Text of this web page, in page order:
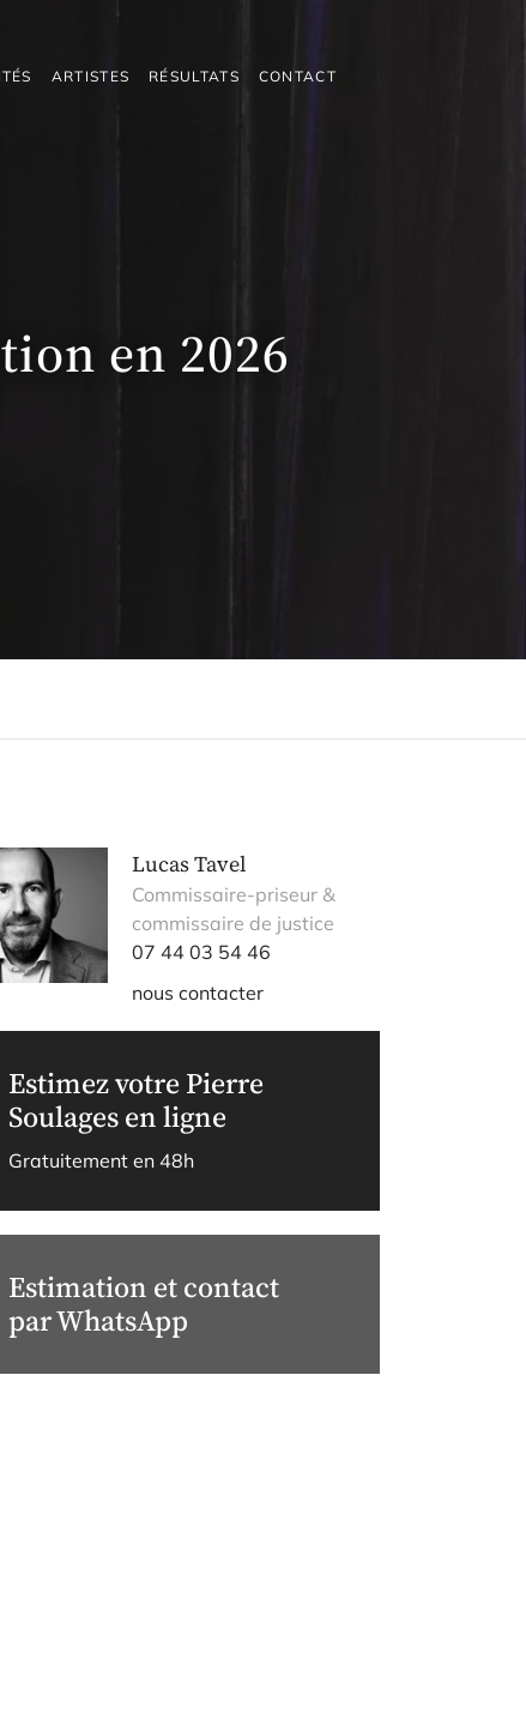
ARTISTES RÉSULTATS CONTACT
en 2026
Lucas Tavel
Commissaire-priseur &
commissaire de justice
07 44 03 54 46
nous contacter
Estimez votre Pierre
Soulages en ligne
Gratuitement en 48h
Estimation et contact
par WhatsApp